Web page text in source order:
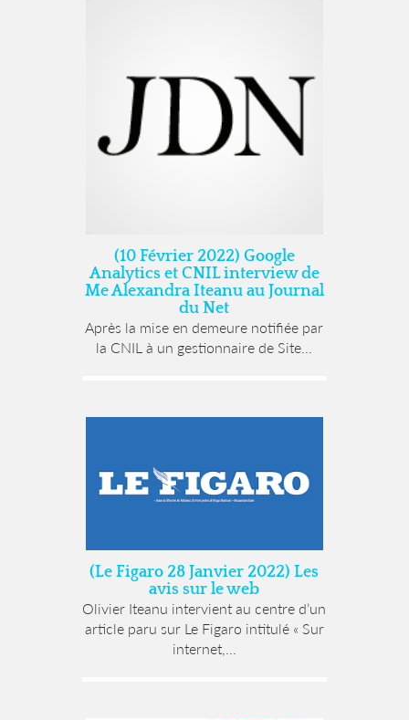
(10 Février 2022) Google
Analytics et CNIL interview de
Me Alexandra Iteanu au Journal
du Net
Après la mise en demeure notifiée par
la CNIL à un gestionnaire de Site...
(Le Figaro 28 Janvier 2022) Les
avis sur le web
Olivier Iteanu intervient au centre d’un
article paru sur Le Figaro intitulé « Sur
internet,...